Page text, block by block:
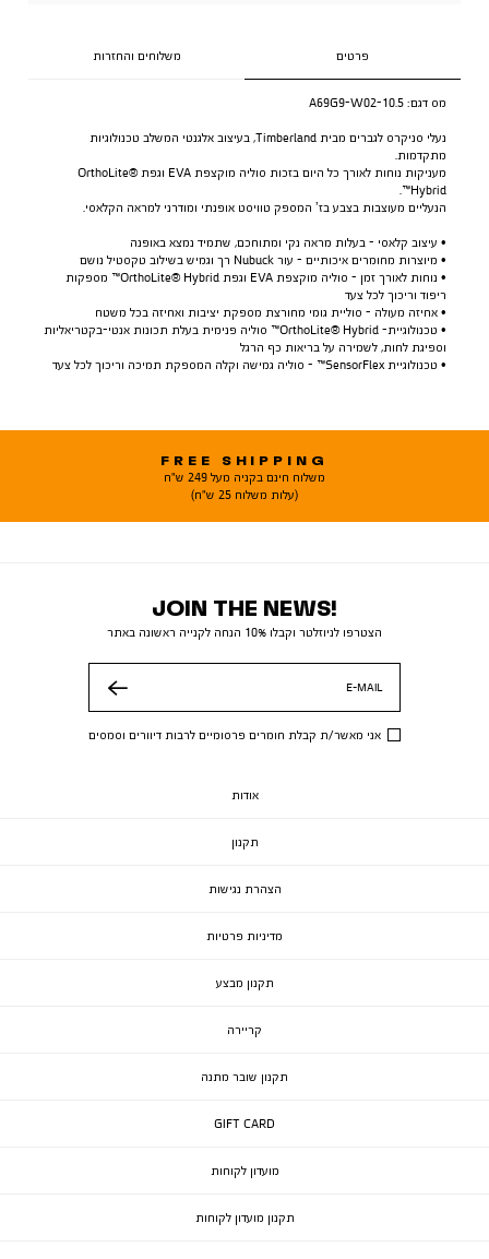
פרטים משלוחים והחזרות
מס דגם: A69G9-W02-10.5
נעלי סניקרס לגברים מבית Timberland, בעיצוב אלגנטי המשלב טכנולוגיות
מתקדמות.
מעניקות נוחות לאורך כל היום בזכות סוליה מוקצפת EVA וגפת OrthoLite®
Hybrid™.
הנעליים מעוצבות בצבע בז’ המספק טוויסט אופנתי ומודרני למראה הקלאסי.
• עיצוב קלאסי - בעלות מראה נקי ומתוחכם, שתמיד נמצא באופנה
• מיוצרות מחומרים איכותיים - עור Nubuck רך וגמיש בשילוב טקסטיל נושם
• נוחות לאורך זמן - סוליה מוקצפת EVA וגפת OrthoLite® Hybrid™ מספקות
ריפוד וריכוך לכל צעד
• אחיזה מעולה - סוליית גומי מחורצת מספקת יציבות ואחיזה בכל משטח
• טכנולוגיית- OrthoLite® Hybrid™ סוליה פנימית בעלת תכונות אנטי-בקטריאליות
וספיגת לחות, לשמירה על בריאות כף הרגל
• טכנולוגיית SensorFlex™ - סוליה גמישה וקלה המספקת תמיכה וריכוך לכל צעד
FREE SHIPPING
משלוח חינם בקניה מעל 249 ש"ח
(עלות משלוח 25 ש"ח)
JOIN THE NEWS!
הצטרפו לניוזלטר וקבלו 10% הנחה לקנייה ראשונה באתר
E-MAIL
אני מאשר/ת קבלת חומרים פרסומיים לרבות דיוורים וסמסים
אודות
תקנון
הצהרת נגישות
מדיניות פרטיות
תקנון מבצע
קריירה
תקנון שובר מתנה
GIFT CARD
מועדון לקוחות
תקנון מועדון לקוחות